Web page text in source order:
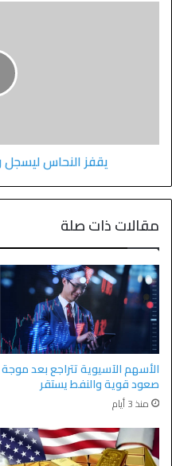
يقفز النحاس ليسجل
مقالات ذات صلة
الأسهم الآسيوية تتراجع بعد موجة
صعود قوية والنفط يستقر
منذ 3 أيام